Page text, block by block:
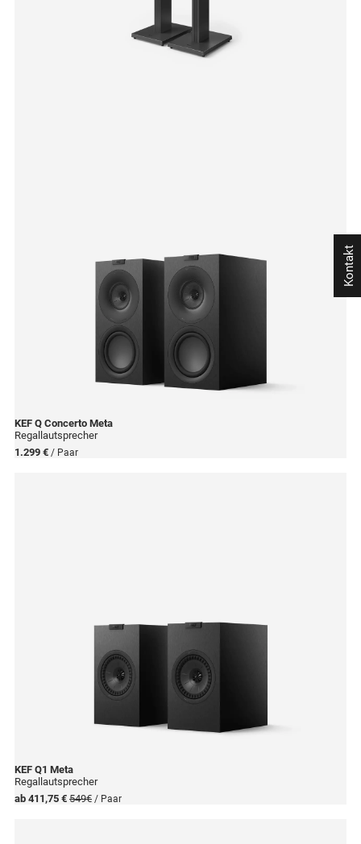
KEF Q Concerto Meta
Regallautsprecher
1.299 € / Paar
KEF Q1 Meta
Regallautsprecher
ab 411,75 € 549€ / Paar
Kontakt